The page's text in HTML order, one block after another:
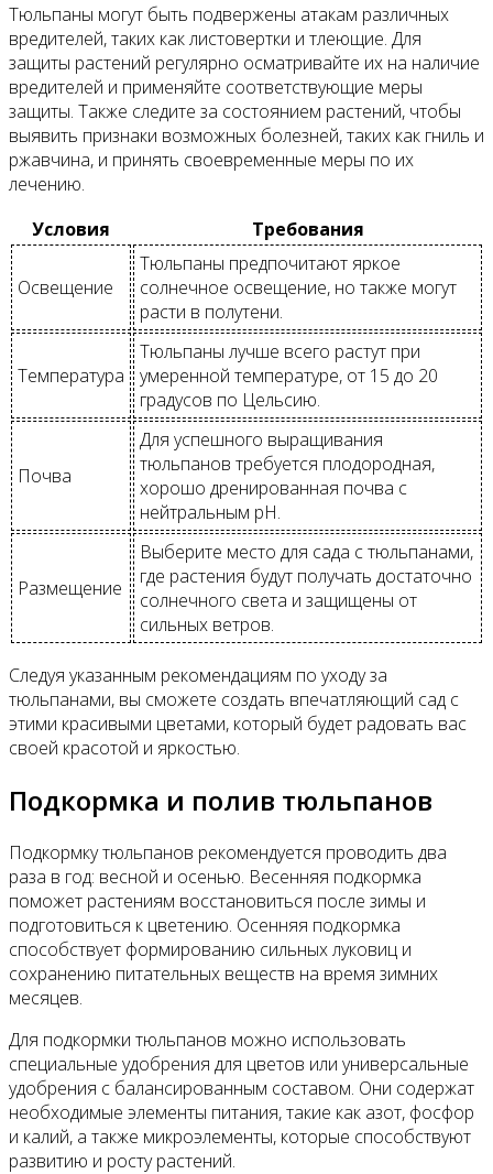
Тюльпаны могут быть подвержены атакам различных
вредителей, таких как листовертки и тлеющие. Для
защиты растений регулярно осматривайте их на наличие
вредителей и применяйте соответствующие меры
защиты. Также следите за состоянием растений, чтобы
выявить признаки возможных болезней, таких как гниль и
ржавчина, и принять своевременные меры по их
лечению.
Условия
Требования
Освещение
Тюльпаны предпочитают яркое
солнечное освещение, но также могут
расти в полутени.
Температура
Тюльпаны лучше всего растут при
умеренной температуре, от 15 до 20
градусов по Цельсию.
Почва
Для успешного выращивания
тюльпанов требуется плодородная,
хорошо дренированная почва с
нейтральным pH.
Размещение
Выберите место для сада с тюльпанами,
где растения будут получать достаточно
солнечного света и защищены от
сильных ветров.
Следуя указанным рекомендациям по уходу за
тюльпанами, вы сможете создать впечатляющий сад с
этими красивыми цветами, который будет радовать вас
своей красотой и яркостью.
Подкормка и полив тюльпанов
Подкормку тюльпанов рекомендуется проводить два
раза в год: весной и осенью. Весенняя подкормка
поможет растениям восстановиться после зимы и
подготовиться к цветению. Осенняя подкормка
способствует формированию сильных луковиц и
сохранению питательных веществ на время зимних
месяцев.
Для подкормки тюльпанов можно использовать
специальные удобрения для цветов или универсальные
удобрения с балансированным составом. Они содержат
необходимые элементы питания, такие как азот, фосфор
и калий, а также микроэлементы, которые способствуют
развитию и росту растений.